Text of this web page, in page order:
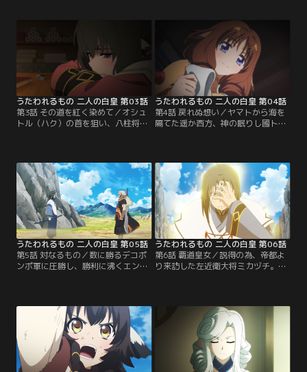
ク）は近く来たる戦に備え、動き出
す。本物の皇女を守る為、そし
て……己に全てを託した友との誓い
を果たす為に。【提供：バンダイチ
ャンネル】
を読んでいたヤマト軍が急襲をかけ
る。果敢に応戦するキウル達だが、
長旅による消耗も重なり窮地に立た
されてしまう。絶体絶命の危機--そ
こへ馳せ参じたのは…。【提供：バ
ンダイチャンネル】
うたわれるもの 二人の白皇 第03話
第3話 その道を紅く染めて／オシュ
トル（ハク）の首を狙い、八柱将デ
勢を前に、エンナカムイはすぐに陥
落するかのように思われた。しか
し、オシュトル（ハク）による地の
利を生かした策が功を奏し、戦局は
一変。次第に追い詰められていく自
らの軍勢をよそに…。【提供：バン
ダイチャンネル】
うたわれるもの 二人の白皇 第04話
第4話 戻れぬ想い／ヤマトから海を
隔てた遥か西方、神の眠りし國トゥ
-失われた記憶の糸を辿ろうとするク
オン。それは、ヤマト遠征から帰還
したクロウの話を聞くうちに鮮明に
なっていく。【提供：バンダイチャ
ンネル】
うたわれるもの 二人の白皇 第05話
第5話 対なるもの／数に勝るデコポ
ンポ軍に圧勝し、勝利に沸くエンナ
届けに来たと言う。妙薬のおかげで
順調に快方へ向かっていくアンジ
ュ。ようやく元気を取り戻した彼女
は、自らが置かれた厳しい現実を知
ることになる。【提供：バンダイチ
ャンネル】
うたわれるもの 二人の白皇 第06話
第6話 覇道皇女／説得の為、帝都よ
り来訪した左近衛大将ミカヅチ。し
ヅチの一騎打ち。怒りと使命に燃え
るミカヅチの猛攻を前に、オシュト
ル（ハク）は次第に追い詰められて
ゆく。諦めかけたその時、脳裏に浮
かんだのは亡き友の姿。【提供：バ
ンダイチャンネル】